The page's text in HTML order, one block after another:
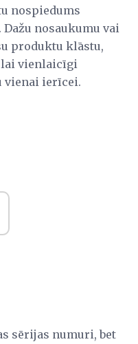
nospiedums
nosaukumu vai
produktu klāstu,
vienlaicīgi
vienai ierīcei.
sērijas numuri, bet